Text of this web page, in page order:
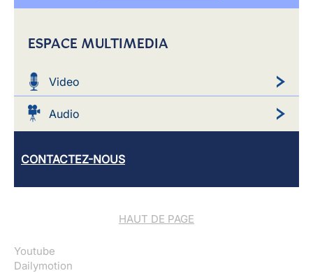
ESPACE MULTIMEDIA
Video
Audio
CONTACTEZ-NOUS
HAUT DE PAGE
Youtube
Dailymotion